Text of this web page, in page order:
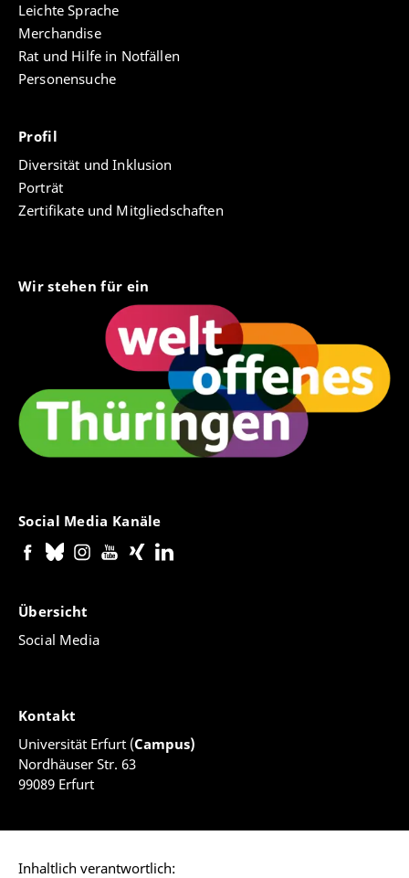
Leichte Sprache
Merchandise
Rat und Hilfe in Notfällen
Personensuche
Profil
Diversität und Inklusion
Porträt
Zertifikate und Mitgliedschaften
Wir stehen für ein
Social Media Kanäle
Übersicht
Social Media
Kontakt
Universität Erfurt (Campus)
Nordhäuser Str. 63
99089 Erfurt
Inhaltlich verantwortlich: